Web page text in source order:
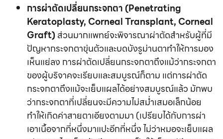
การผ่าตัดเปลี่ยนกระจกตา (Penetrating
Keratoplasty, Corneal Transplant, Corneal
Graft)ส่วนมากแพทย์จะพิจารณาผ่าตัดสำหรับผู้ที่มี
ปัญหากระจกตาขุ่นตัวและบดบังรูม่านตาทำให้การมอง
เห็นแย่ลง การผ่าตัดเปลี่ยนกระจกตาถึงแม้ว่ากระจกตา
ของผู้บริจาคจะเรียบและสมบูรณ์ก็ตาม แต่การผ่าตัด
กระจกตาถึงแม้จะเย็บแผลได้อย่างสมบูรณ์แล้ว มักพบ
ว่ากระจกตาที่เปลี่ยนจะมีความไม่สม่ำเสมอเล็กน้อย
ทำให้เกิดค่าสายตาเอียงตามมา (เปรียบได้กับการผ่า
เอาเนื้อจากที่หนึ่งมาแปะอีกที่หนึ่ง ไม่ว่าหมอจะเย็บแผล